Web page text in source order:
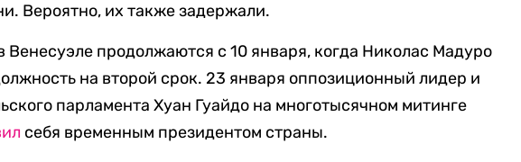
Вероятно, их также задержали.
Венесуэле продолжаются с 10 января, когда Николас Мадуро
на второй срок. 23 января оппозиционный лидер и
парламента Хуан Гуайдо на многотысячном митинге
себя временным президентом страны.